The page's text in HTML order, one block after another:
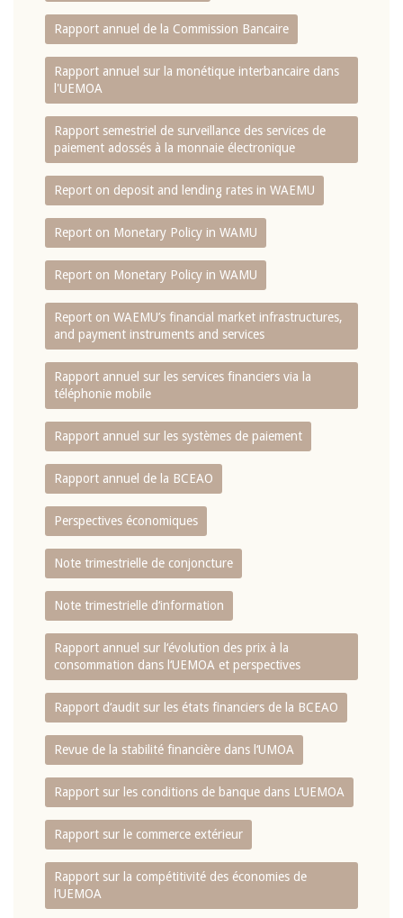
Rapport annuel de la Commission Bancaire
Rapport annuel sur la monétique interbancaire dans
l'UEMOA
Rapport semestriel de surveillance des services de
paiement adossés à la monnaie électronique
Report on deposit and lending rates in WAEMU
Report on Monetary Policy in WAMU
Report on Monetary Policy in WAMU
Report on WAEMU’s financial market infrastructures,
and payment instruments and services
Rapport annuel sur les services financiers via la
téléphonie mobile
Rapport annuel sur les systèmes de paiement
Rapport annuel de la BCEAO
Perspectives économiques
Note trimestrielle de conjoncture
Note trimestrielle d‘information
Rapport annuel sur l‘évolution des prix à la
consommation dans l‘UEMOA et perspectives
Rapport d‘audit sur les états financiers de la BCEAO
Revue de la stabilité financière dans l‘UMOA
Rapport sur les conditions de banque dans L‘UEMOA
Rapport sur le commerce extérieur
Rapport sur la compétitivité des économies de
l‘UEMOA